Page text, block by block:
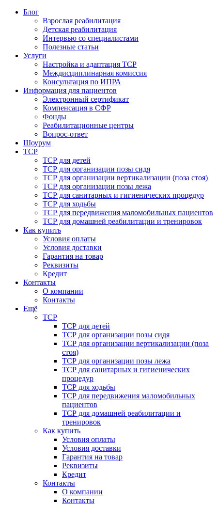
Блог
Взрослая реабилитация
Детская реабилитация
Интервью со специалистами
Полезные статьи
Услуги
Настройка и адаптация ТСР
Междисциплинарная комиссия
Консультация по ИПРА
Информация для пациентов
Электронный сертификат
Компенсация в СФР
Фонды
Реабилитационные центры
Вопрос-ответ
Шоурум
ТСР
ТСР для детей
ТСР для организации позы сидя
ТСР для организации вертикализации (поза стоя)
ТСР для организации позы лежа
ТСР для санитарных и гигиенических процедур
ТСР для ходьбы
ТСР для передвижения маломобильных пациентов
ТСР для домашней реабилитации и тренировок
Как купить
Условия оплаты
Условия доставки
Гарантия на товар
Реквизиты
Кредит
Контакты
О компании
Контакты
Ещё
ТСР
ТСР для детей
ТСР для организации позы сидя
ТСР для организации вертикализации (поза
стоя)
ТСР для организации позы лежа
ТСР для санитарных и гигиенических
процедур
ТСР для ходьбы
ТСР для передвижения маломобильных
пациентов
ТСР для домашней реабилитации и
тренировок
Как купить
Условия оплаты
Условия доставки
Гарантия на товар
Реквизиты
Кредит
Контакты
О компании
Контакты